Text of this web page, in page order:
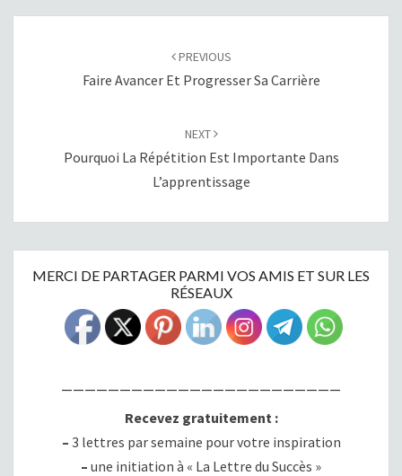
PREVIOUS
Faire Avancer Et Progresser Sa Carrière
NEXT
Pourquoi La Répétition Est Importante Dans
L’apprentissage
MERCI DE PARTAGER PARMI VOS AMIS ET SUR LES
RÉSEAUX
————————————————————————
Recevez gratuitement :
– 3 lettres par semaine pour votre inspiration
– une initiation à « La Lettre du Succès »